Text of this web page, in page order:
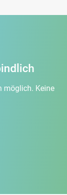
möglich. Keine